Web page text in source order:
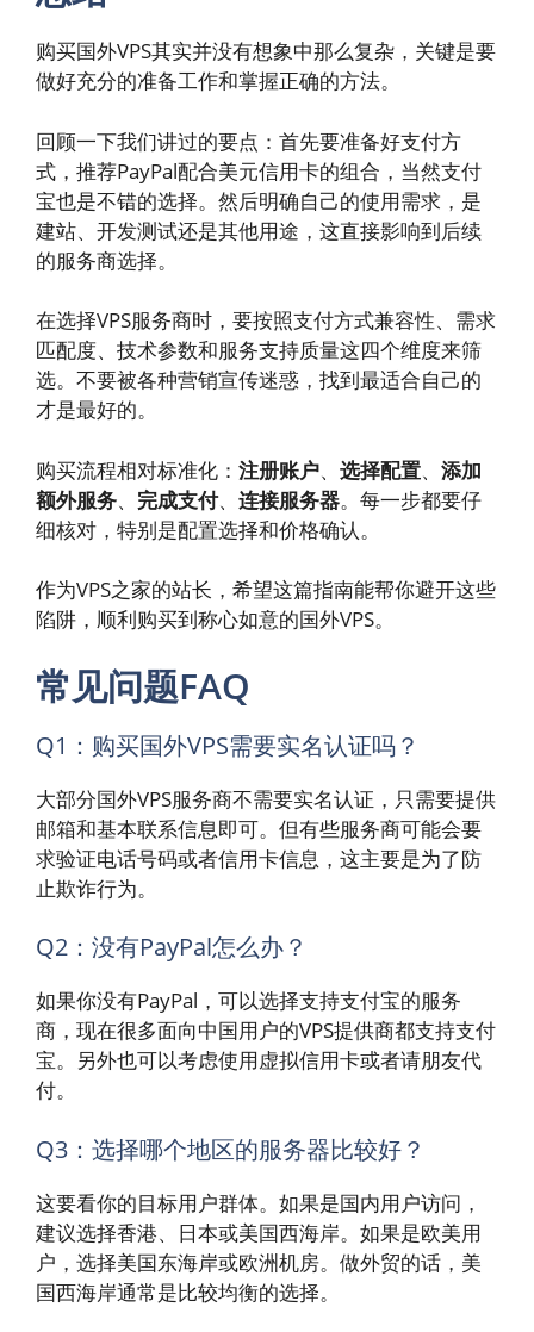
购买国外VPS其实并没有想象中那么复杂，关键是要
做好充分的准备工作和掌握正确的方法。
回顾一下我们讲过的要点：首先要准备好支付方
式，推荐PayPal配合美元信用卡的组合，当然支付
宝也是不错的选择。然后明确自己的使用需求，是
建站、开发测试还是其他用途，这直接影响到后续
的服务商选择。
在选择VPS服务商时，要按照支付方式兼容性、需求
匹配度、技术参数和服务支持质量这四个维度来筛
选。不要被各种营销宣传迷惑，找到最适合自己的
才是最好的。
购买流程相对标准化： 注册账户、 选择配置、 添加
额外服务、 完成支付、 连接服务器。每一步都要仔
细核对，特别是配置选择和价格确认。
作为VPS之家的站长，希望这篇指南能帮你避开这些
陷阱，顺利购买到称心如意的国外VPS。
常见问题FAQ
Q1：购买国外VPS需要实名认证吗？
大部分国外VPS服务商不需要实名认证，只需要提供
邮箱和基本联系信息即可。但有些服务商可能会要
求验证电话号码或者信用卡信息，这主要是为了防
止欺诈行为。
Q2：没有PayPal怎么办？
如果你没有PayPal，可以选择支持支付宝的服务
商，现在很多面向中国用户的VPS提供商都支持支付
宝。另外也可以考虑使用虚拟信用卡或者请朋友代
付。
Q3：选择哪个地区的服务器比较好？
这要看你的目标用户群体。如果是国内用户访问，
建议选择香港、日本或美国西海岸。如果是欧美用
户，选择美国东海岸或欧洲机房。做外贸的话，美
国西海岸通常是比较均衡的选择。